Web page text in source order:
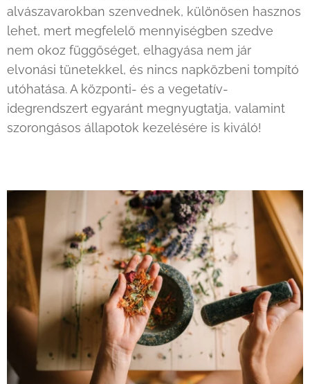
alvászavarokban szenvednek, különösen hasznos
lehet, mert megfelelő mennyiségben szedve
nem okoz függőséget, elhagyása nem jár
elvonási tünetekkel, és nincs napközbeni tompító
utóhatása. A központi- és a vegetatív-
idegrendszert egyaránt megnyugtatja, valamint
szorongásos állapotok kezelésére is kiváló!